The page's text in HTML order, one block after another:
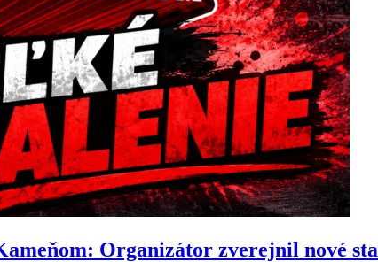
Organizátor zverejnil nové